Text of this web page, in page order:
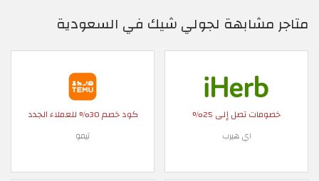
متاجر مشابهة لجولي شيك في السعودية
خصومات تصل إلى 25%
اي هيرب
كود خصم 30% للعملاء الجدد
تيمو